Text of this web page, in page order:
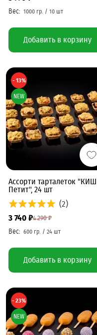
Добавить в корзину
Ассорти тарталеток "КИШ
Петит", 24 шт
(2)
4 290 ₽
3 740 ₽
Добавить в корзину
- 13%
NEW
- 23%
NEW